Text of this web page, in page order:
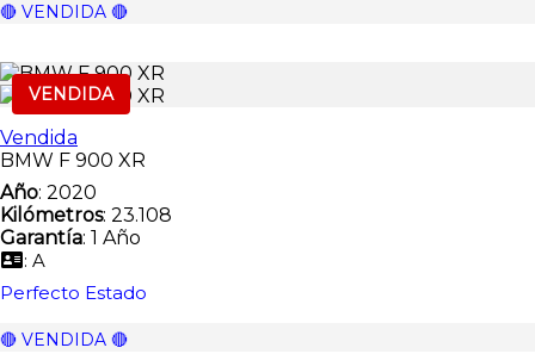
🔴 VENDIDA 🔴
VENDIDA
Vendida
BMW F 900 XR
Año: 2020
Kilómetros: 23.108
Garantía: 1 Año
: A
Perfecto Estado
🔴 VENDIDA 🔴